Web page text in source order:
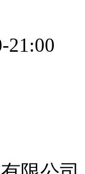
21:00